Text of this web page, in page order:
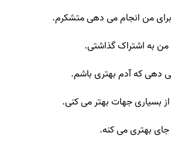
من انجام می دهی متشکرم.
من به اشتراک گذاشتی.
دهی که آدم بهتری باشم.
بسیاری جهات بهتر می کنی.
جای بهتری می کنه.